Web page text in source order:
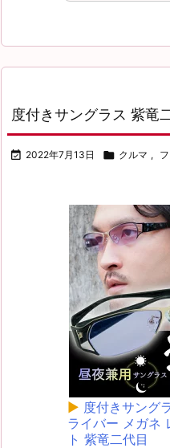
度付きサングラス 紫竜
 2022年7月13日  クルマ ,
▶ 度付きサング
ライバー メガネ
ト 紫竜二代目